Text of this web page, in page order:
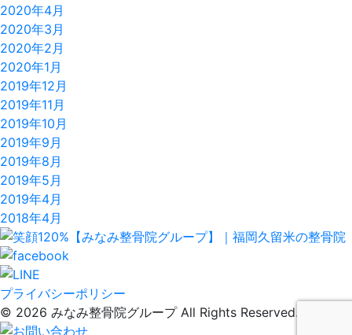
2020年4月
2020年3月
2020年2月
2020年1月
2019年12月
2019年11月
2019年10月
2019年9月
2019年8月
2019年5月
2019年4月
2018年4月
プライバシーポリシー
© 2026 みなみ整骨院グループ All Rights Reserved.